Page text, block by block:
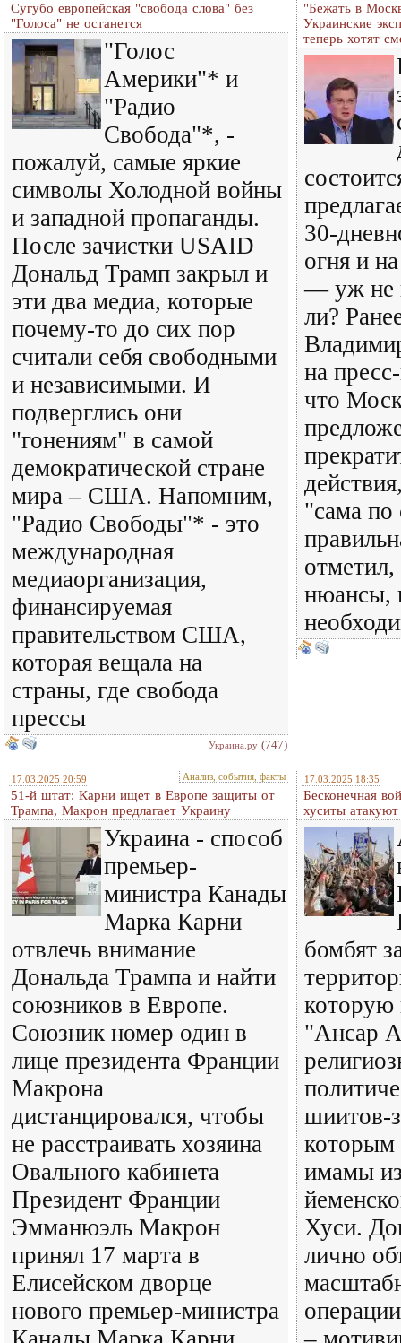
Сугубо европейская "свобода слова" без
"Голоса" не останется
"Голос
Америки"* и
"Радио
Свобода"*, -
пожалуй, самые яркие
символы Холодной войны
и западной пропаганды.
После зачистки USAID
Дональд Трамп закрыл и
эти два медиа, которые
почему-то до сих пор
считали себя свободными
и независимыми. И
подверглись они
"гонениям" в самой
демократической стране
мира – США. Напомним,
"Радио Свободы"* - это
международная
медиаорганизация,
финансируемая
правительством США,
которая вещала на
страны, где свобода
прессы
Украина.ру (747)
"Бежать в
Украинские
теперь хотят
30-
огня и
— уж не
ли?
на
что
"сама по
отметил,
нюансы,
17.03.2025 20:59 Анализ, события, факты
51-й штат: Карни ищет в Европе защиты от
Трампа, Макрон предлагает Украину
Украина - способ
премьер-
министра Канады
Марка Карни
отвлечь внимание
Дональда Трампа и найти
союзников в Европе.
Союзник номер один в
лице президента Франции
Макрона
дистанцировался, чтобы
не расстраивать хозяина
Овального кабинета
Президент Франции
Эмманюэль Макрон
принял 17 марта в
Елисейском дворце
нового премьер-министра
17.03.2025 18:35
Бесконечная
хуситы атакуют
бомбят
которую
"Ансар
шиитов-
которым
имамы
Хуси.
лично